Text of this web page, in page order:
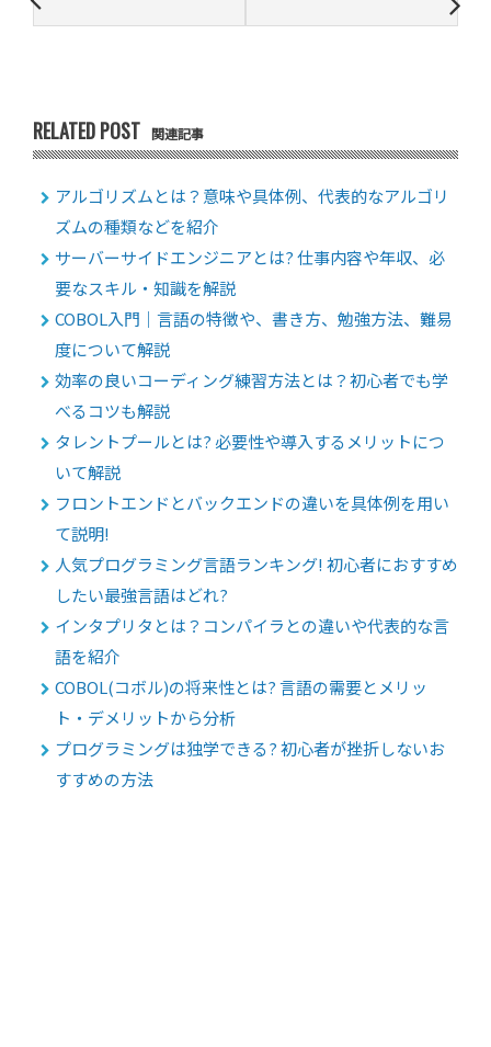
RELATED POST 関連記事
アルゴリズムとは？意味や具体例、代表的なアルゴリ
ズムの種類などを紹介
サーバーサイドエンジニアとは? 仕事内容や年収、必
要なスキル・知識を解説
COBOL入門｜言語の特徴や、書き方、勉強方法、難易
度について解説
効率の良いコーディング練習方法とは？初心者でも学
べるコツも解説
タレントプールとは? 必要性や導入するメリットにつ
いて解説
フロントエンドとバックエンドの違いを具体例を用い
て説明!
人気プログラミング言語ランキング! 初心者におすすめ
したい最強言語はどれ?
インタプリタとは？コンパイラとの違いや代表的な言
語を紹介
COBOL(コボル)の将来性とは? 言語の需要とメリッ
ト・デメリットから分析
プログラミングは独学できる? 初心者が挫折しないお
すすめの方法